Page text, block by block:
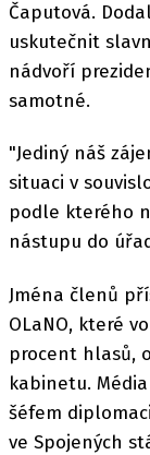
Čaputová.
uskutečnit
nádvoří
samotné.
"Jediný náš
situaci v
podle kterého
nástupu do
Jména členů
OLaNO, které
procent hlasů,
kabinetu.
šéfem
ve Spojených